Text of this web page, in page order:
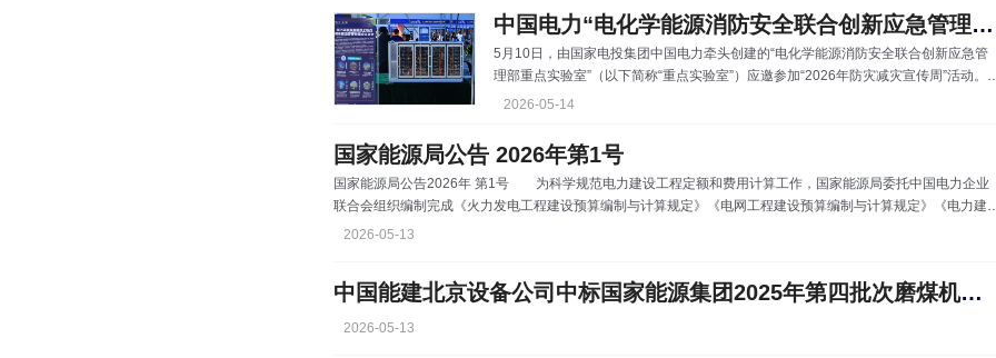
中国电力“电化学能源消防安全联合创新应急管理部重点实验室”亮相“2026年防灾减灾宣传周”活动
5月10日，由国家电投集团中国电力牵头创建的“电化学能源消防安全联合创新应急管
理部重点实验室”（以下简称“重点实验室”）应邀参加“2026年防灾减灾宣传周”活动。
活动由中国消防救援学院联合北京市应急管理局、北京市地震局等单位共同举办，重点
方案。 活动重点展出了重点实验室研发的电化学能源消防安全“新材料、新技术、
新装备”。其中，5兆瓦时高安全液冷电池舱依托BMS（电池管理系统）热管理及
PACK（电池包）级与舱级消防联
2026-05-14
国家能源局公告 2026年第1号
国家能源局公告2026年 第1号 为科学规范电力建设工程定额和费用计算工作，国家能源局委托中国电力企业
联合会组织编制完成《火力发电工程建设预算编制与计算规定》《电网工程建设预算编制与计算规定》《电力建
工程预算定额（建筑工程、热力设备安装工程、电气设备安装工程、架空输电线路工程、电缆输电线路工程、调试
2026-05-13
中国能建北京设备公司中标国家能源集团2025年第四批次磨煤机集中采购项目
2026-05-13